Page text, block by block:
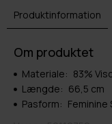
Produktinformation
Om produktet
Materiale: 83%
Længde: 66,5 cm
Pasform: Feminine